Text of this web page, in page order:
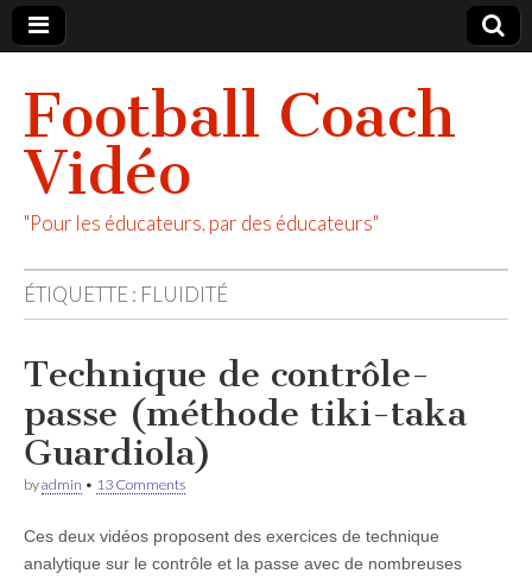
Football Coach
Vidéo
"Pour les éducateurs, par des éducateurs"
ÉTIQUETTE : FLUIDITÉ
Technique de contrôle-
passe (méthode tiki-taka
Guardiola)
byadmin • 13 Comments
Ces deux vidéos proposent des exercices de technique
analytique sur le contrôle et la passe avec de nombreuses